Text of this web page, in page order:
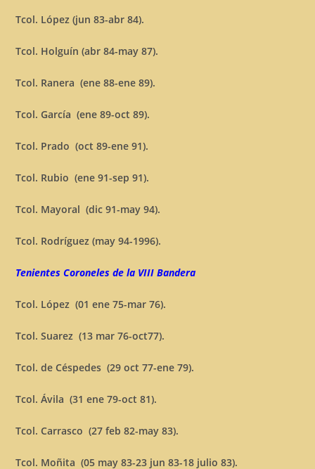
Tcol. López (jun 83-abr 84).
Tcol. Holguín (abr 84-may 87).
Tcol. Ranera (ene 88-ene 89).
Tcol. García (ene 89-oct 89).
Tcol. Prado (oct 89-ene 91).
Tcol. Rubio (ene 91-sep 91).
Tcol. Mayoral (dic 91-may 94).
Tcol. Rodríguez (may 94-1996).
Tenientes Coroneles de la VIII Bandera
Tcol. López (01 ene 75-mar 76).
Tcol. Suarez (13 mar 76-oct77).
Tcol. de Céspedes (29 oct 77-ene 79).
Tcol. Ávila (31 ene 79-oct 81).
Tcol. Carrasco (27 feb 82-may 83).
Tcol. Moñita (05 may 83-23 jun 83-18 julio 83).